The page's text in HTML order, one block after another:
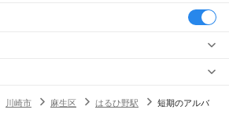
川崎市 麻生区 はるひ野駅
短期のアルバ